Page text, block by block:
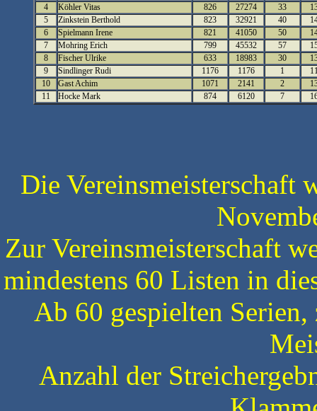
4
Köhler Vitas 826 27274 33
5
Zinkstein Berthold 823 32921 40
6
Spielmann Irene 821 41050 50
7
Mohring Erich 799 45532 57
8
Fischer Ulrike 633 18983 30
9
Sindlinger Rudi 1176 1176 1
10
Gast Achim 1071 2141 2
11
Hocke Mark 874 6120 7
Die Vereinsmeisterschaft
Zur Vereinsmeisterschaft
mindestens 60 Listen in
Ab 60 gespielten
Anzahl der